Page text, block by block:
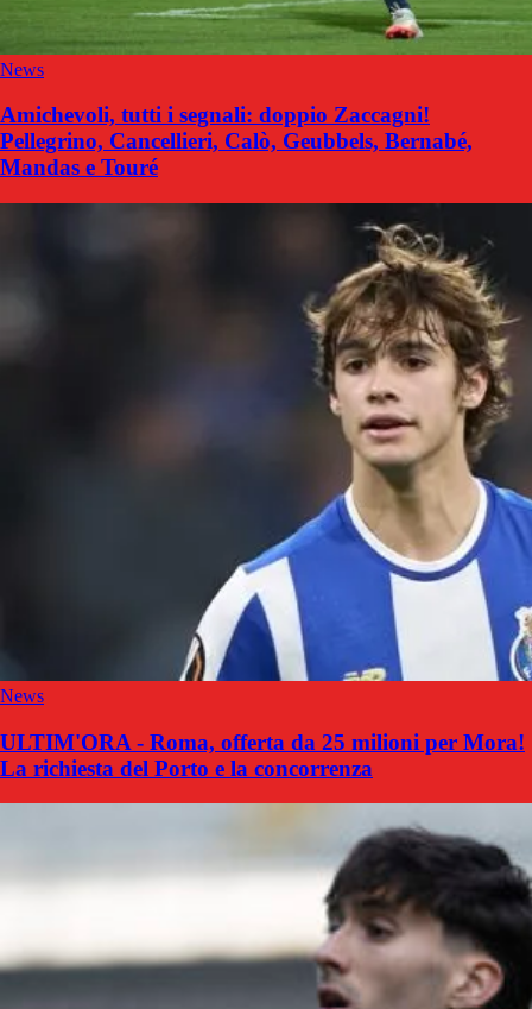
News
Amichevoli, tutti i segnali: doppio Zaccagni!
Pellegrino, Cancellieri, Calò, Geubbels, Bernabé,
Mandas e Touré
News
ULTIM'ORA - Roma, offerta da 25 milioni per Mora!
La richiesta del Porto e la concorrenza